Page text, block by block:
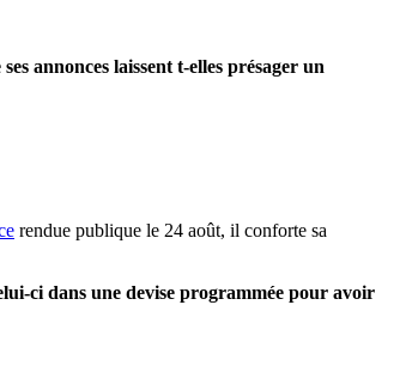
annonces laissent t-elles présager un
rendue publique le 24 août, il conforte sa
ci dans une devise programmée pour avoir